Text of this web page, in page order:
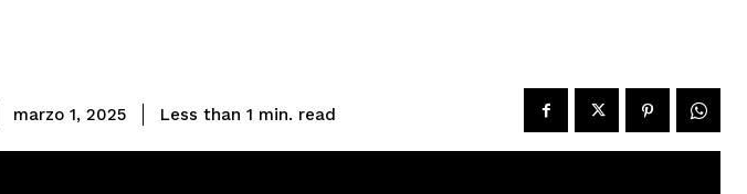
marzo 1, 2025 Less than 1 min. read